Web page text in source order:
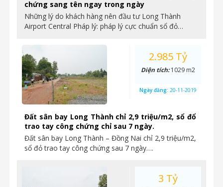
chứng sang tên ngay trong ngày
Những lý do khách hàng nên đầu tư Long Thành
Airport Central Pháp lý: pháp lý cực chuẩn sổ đỏ…
Đất sân bay Long Thành chỉ 2,9 triệu/m2, sổ đổ
trao tay công chứng chỉ sau 7 ngày.
Đất sân bay Long Thành – Đồng Nai chỉ 2,9 triệu/m2,
sổ đỏ trao tay công chứng sau 7 ngày….
2.985 Tỷ
Diện tích:1029 m2
Ngày đăng: 20-11-2019
3 Tỷ